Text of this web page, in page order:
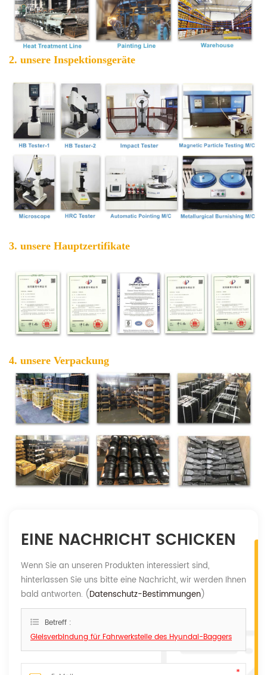
2. unsere Inspektionsgeräte
3. unsere Hauptzertifikate
4. unsere Verpackung
EINE NACHRICHT SCHICKEN
Wenn Sie an unseren Produkten interessiert sind,
hinterlassen Sie uns bitte eine Nachricht, wir werden Ihnen
bald antworten. (Datenschutz-Bestimmungen)
Betreff :
Gleisverbindung für Fahrwerksteile des Hyundai-Baggers